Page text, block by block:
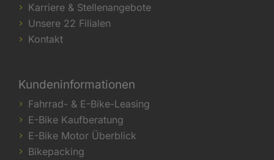
Karriere & Stellenangebote
Unsere 22 Filialen
Kontakt
Kundeninformationen
Fahrrad- & E-Bike-Leasing
E-Bike Kaufberatung
E-Bike Motor Überblick
Bikepacking